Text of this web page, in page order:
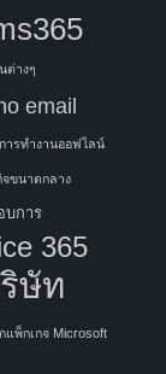
ต่างๆ
email
การทำงานออฟไลน์
จขนาดกลาง
บการ
365
ษัท
แพ็กเกจ Microsoft